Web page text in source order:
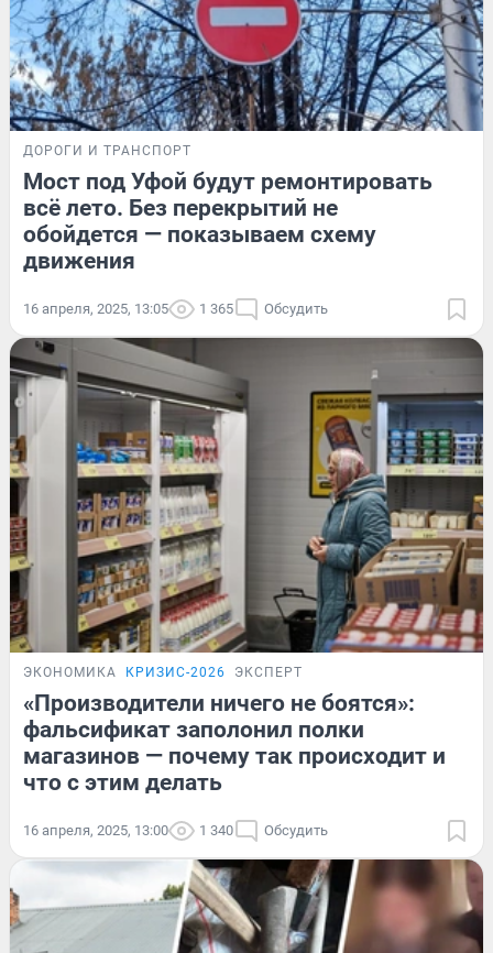
ДОРОГИ И ТРАНСПОРТ
Мост под Уфой будут ремонтировать
всё лето. Без перекрытий не
обойдется — показываем схему
движения
16 апреля, 2025, 13:05 1 365 Обсудить
ЭКОНОМИКА КРИЗИС-2026 ЭКСПЕРТ
«Производители ничего не боятся»:
фальсификат заполонил полки
магазинов — почему так происходит и
что с этим делать
16 апреля, 2025, 13:00 1 340 Обсудить